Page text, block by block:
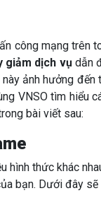
công mạng trên
giảm dịch vụdẫn
ảnh hưởng đến
VNSO tìm hiểu
bài viết sau:
hình thức khác
bạn. Dưới đây sẽ